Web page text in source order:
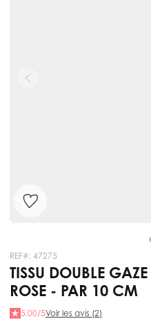
REF#: 47275
TISSU DOUBLE
ROSE - PAR 10 CM
5.00/5Voir les avis (2)